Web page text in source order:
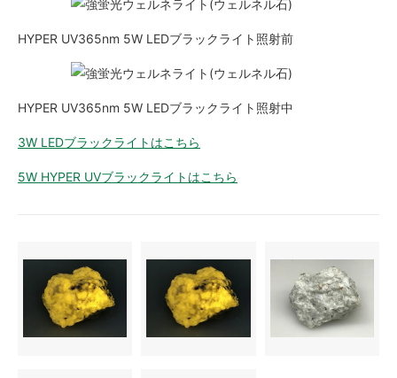
HYPER UV365nm 5W LEDブラックライト照射前
HYPER UV365nm 5W LEDブラックライト照射中
3W LEDブラックライトはこちら
5W HYPER UVブラックライトはこちら